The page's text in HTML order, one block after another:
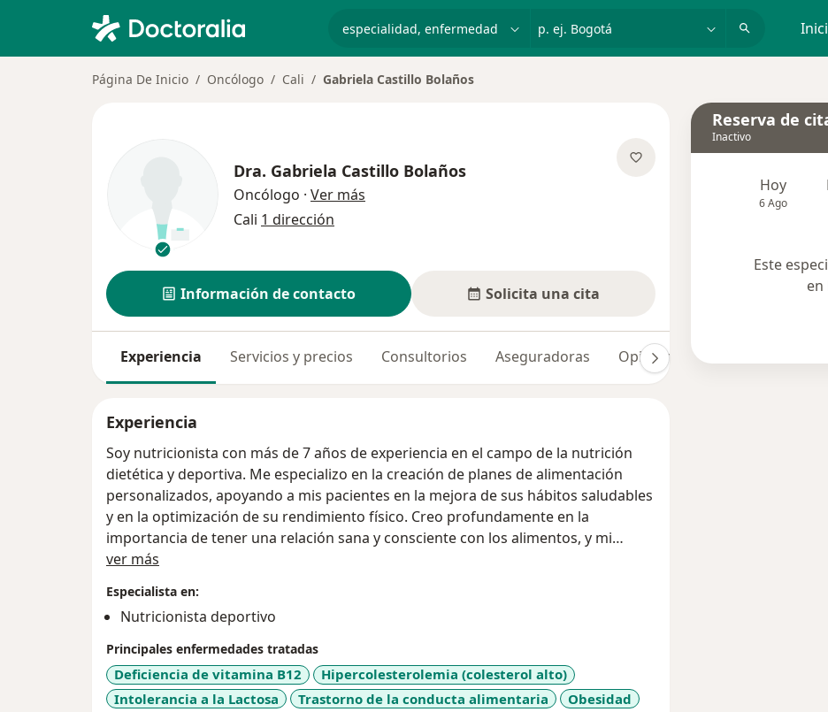
p. ej. Bogotá
Página De Inicio Oncólogo Cali Gabriela Castillo Bolaños
Dra. Gabriela Castillo Bolaños
Oncólogo · Ver más
Cali 1 dirección
Información de contacto Solicita una cita
Experiencia Servicios y precios Consultorios Aseguradoras Opiniones
Experiencia
Soy nutricionista con más de 7 años de experiencia en el campo de la nutrición
dietética y deportiva. Me especializo en la creación de planes de alimentación
personalizados, apoyando a mis pacientes en la mejora de sus hábitos saludables
y en la optimización de su rendimiento físico. Creo profundamente en la
importancia de tener una relación sana y consciente con los alimentos, y mi
objetivo es guiarte a alcanzar un equilibrio nutricional duradero.
Mi enfoque se basa en educar y acompañar a mis pacientes para que renuncien a
la mentalidad de "dieta" y aprendan a confiar en su propio proceso. A través de
mi guía nutricional, busco transformar tanto tu cuerpo como tu mente,
llevándolos a otro nivel de bienestar.
ver más
Especialista en:
Nutricionista deportivo
Principales enfermedades tratadas
Deficiencia de vitamina B12
Hipercolesterolemia (colesterol alto)
Intolerancia a la Lactosa
Trastorno de la conducta alimentaria Obesidad
Reserva de
Inactivo
Hoy
6 Ago
Este
en